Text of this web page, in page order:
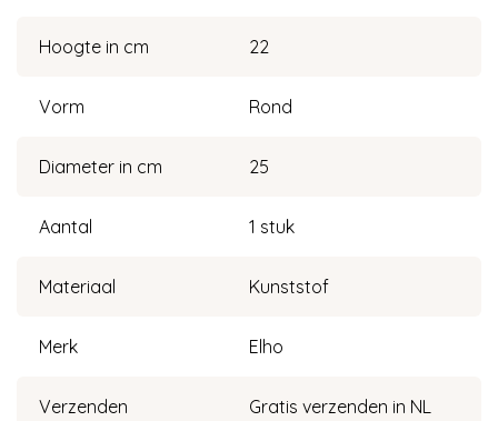
Hoogte in cm 22
Vorm Rond
Diameter in cm 25
Aantal 1 stuk
Materiaal Kunststof
Merk Elho
Verzenden
Gratis verzenden in NL